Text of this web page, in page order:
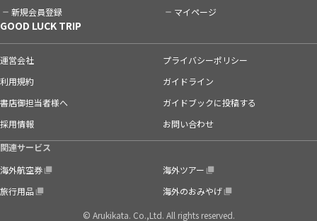
新規会員登録 マイページ
GOOD LUCK TRIP
運営会社
プライバシーポリシー
利用規約
ガイドライン
書店御担当者様へ
ガイドブックに投稿する
採用情報
お問い合わせ
関連サービス
海外航空券
海外ツアー
旅行用品
海外のおみやげ
© Arukikata. Co.,Ltd. All rights reserved.